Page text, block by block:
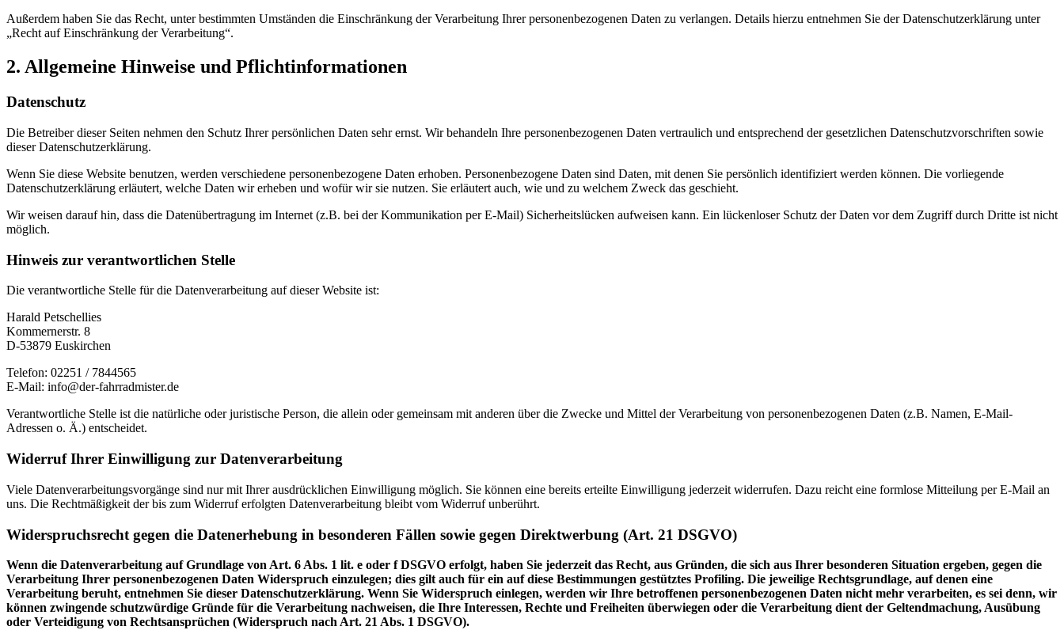
Außerdem haben Sie das Recht, unter bestimmten Umständen die Einschränkung der Verarbeitung Ihrer personenbezogenen Daten zu verlangen. Details hierzu entnehmen Sie der Datenschutzerklärung unter
„Recht auf Einschränkung der Verarbeitung“.
2. Allgemeine Hinweise und Pflichtinformationen
Datenschutz
Die Betreiber dieser Seiten nehmen den Schutz Ihrer persönlichen Daten sehr ernst. Wir behandeln Ihre personenbezogenen Daten vertraulich und entsprechend der gesetzlichen Datenschutzvorschriften sowie
dieser Datenschutzerklärung.
Wenn Sie diese Website benutzen, werden verschiedene personenbezogene Daten erhoben. Personenbezogene Daten sind Daten, mit denen Sie persönlich identifiziert werden können. Die vorliegende
Datenschutzerklärung erläutert, welche Daten wir erheben und wofür wir sie nutzen. Sie erläutert auch, wie und zu welchem Zweck das geschieht.
Wir weisen darauf hin, dass die Datenübertragung im Internet (z.B. bei der Kommunikation per E-Mail) Sicherheitslücken aufweisen kann. Ein lückenloser Schutz der Daten vor dem Zugriff durch Dritte ist nicht
möglich.
Hinweis zur verantwortlichen Stelle
Die verantwortliche Stelle für die Datenverarbeitung auf dieser Website ist:
Harald Petschellies
Kommernerstr. 8
D-53879 Euskirchen
Telefon: 02251 / 7844565
E-Mail: info@der-fahrradmister.de
Verantwortliche Stelle ist die natürliche oder juristische Person, die allein oder gemeinsam mit anderen über die Zwecke und Mittel der Verarbeitung von personenbezogenen Daten (z.B. Namen, E-Mail-
Adressen o. Ä.) entscheidet.
Widerruf Ihrer Einwilligung zur Datenverarbeitung
Viele Datenverarbeitungsvorgänge sind nur mit Ihrer ausdrücklichen Einwilligung möglich. Sie können eine bereits erteilte Einwilligung jederzeit widerrufen. Dazu reicht eine formlose Mitteilung per E-Mail an
uns. Die Rechtmäßigkeit der bis zum Widerruf erfolgten Datenverarbeitung bleibt vom Widerruf unberührt.
Widerspruchsrecht gegen die Datenerhebung in besonderen Fällen sowie gegen Direktwerbung (Art. 21 DSGVO)
Wenn die Datenverarbeitung auf Grundlage von Art. 6 Abs. 1 lit. e oder f DSGVO erfolgt, haben Sie jederzeit das Recht, aus Gründen, die sich aus Ihrer besonderen Situation ergeben, gegen die
Verarbeitung Ihrer personenbezogenen Daten Widerspruch einzulegen; dies gilt auch für ein auf diese Bestimmungen gestütztes Profiling. Die jeweilige Rechtsgrundlage, auf denen eine
Verarbeitung beruht, entnehmen Sie dieser Datenschutzerklärung. Wenn Sie Widerspruch einlegen, werden wir Ihre betroffenen personenbezogenen Daten nicht mehr verarbeiten, es sei denn, wir
können zwingende schutzwürdige Gründe für die Verarbeitung nachweisen, die Ihre Interessen, Rechte und Freiheiten überwiegen oder die Verarbeitung dient der Geltendmachung, Ausübung
oder Verteidigung von Rechtsansprüchen (Widerspruch nach Art. 21 Abs. 1 DSGVO).